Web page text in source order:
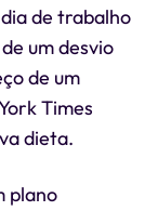
de trabalho
um desvio
de um
Times
dieta.
plano